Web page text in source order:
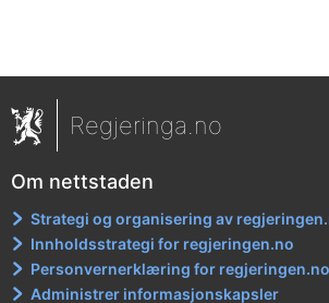
Regjeringa.no
Om nettstaden
Strategi og organisering av
Innholdsstrategi for regjeringen.no
Personvernerklæring for regjeringen.no
Administrer informasjonskapsler